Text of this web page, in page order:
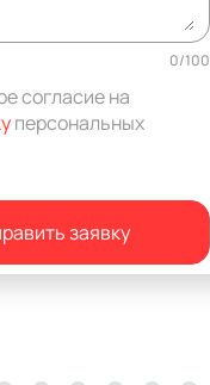
0/100
согласие на
персональных
заявку